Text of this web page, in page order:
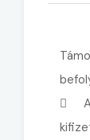
 A